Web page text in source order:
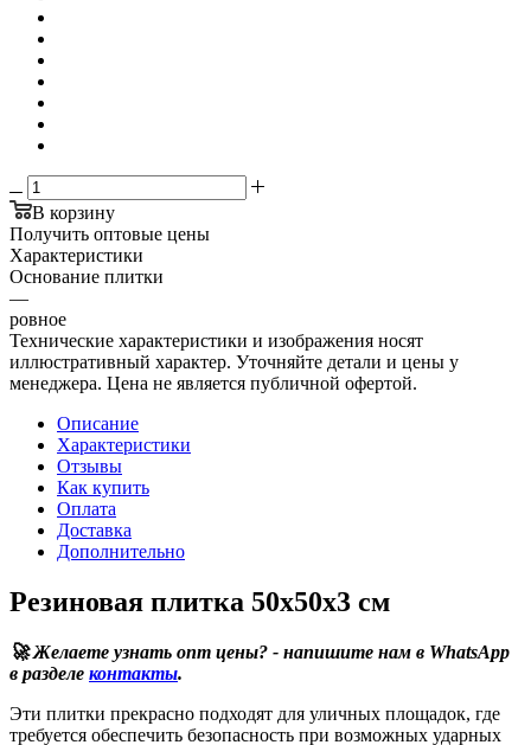
В корзину
Получить оптовые цены
Характеристики
Основание плитки
—
ровное
Технические характеристики и изображения носят
иллюстративный характер. Уточняйте детали и цены у
менеджера. Цена не является публичной офертой.
Описание
Характеристики
Отзывы
Как купить
Оплата
Доставка
Дополнительно
Резиновая плитка 50х50х3 см
🚀 Желаете узнать опт цены? - напишите нам в WhatsApp
в разделе контакты.
Эти плитки прекрасно подходят для уличных площадок, где
требуется обеспечить безопасность при возможных ударных